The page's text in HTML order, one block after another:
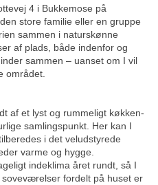
4 i Bukkemose på
store familie eller en gruppe
sammen i naturskønne
af plads, både indenfor og
sammen – uanset om I vil
området.
af et lyst og rummeligt køkken-
samlingspunkt. Her kan I
i det veludstyrede
varme og hygge.
indeklima året rundt, så I
fordelt på huset er